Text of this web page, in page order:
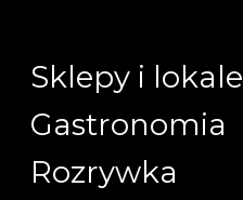
Sklepy i lokale
Gastronomia
Rozrywka